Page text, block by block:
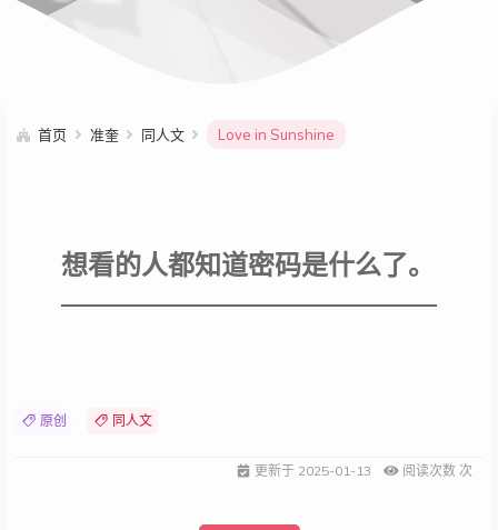
首页 准奎 同人文 Love in Sunshine
想看的人都知道密码是什么了。
原创 同人文
更新于 2025-01-13 阅读次数 次